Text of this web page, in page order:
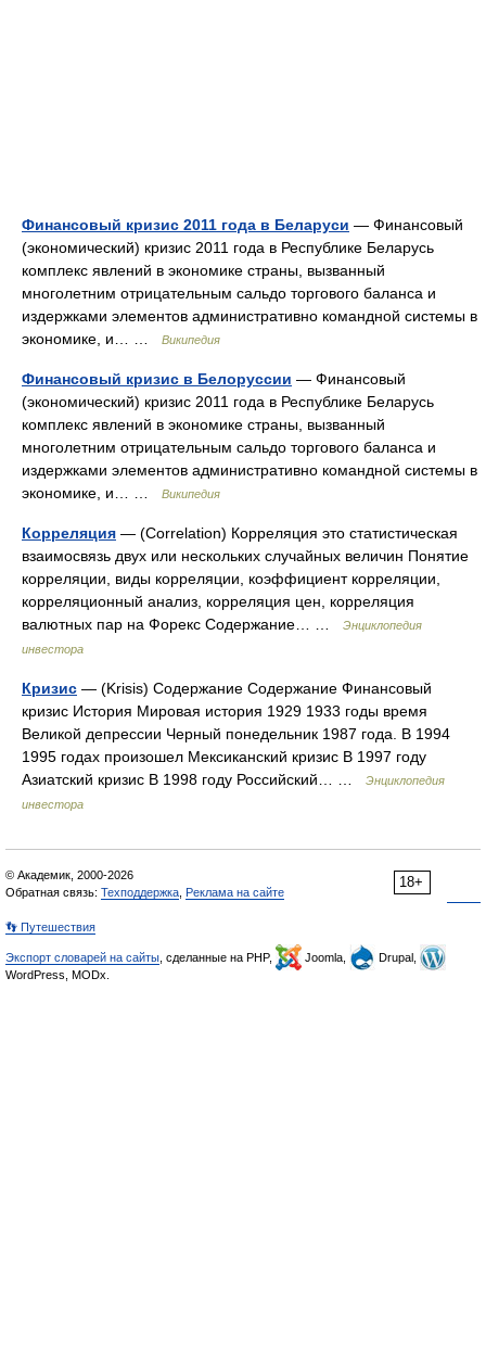
Финансовый кризис 2011 года в Беларуси — Финансовый
(экономический) кризис 2011 года в Республике Беларусь
комплекс явлений в экономике страны, вызванный
многолетним отрицательным сальдо торгового баланса и
издержками элементов административно командной системы в
экономике, и… …
Википедия
Финансовый кризис в Белоруссии — Финансовый
(экономический) кризис 2011 года в Республике Беларусь
комплекс явлений в экономике страны, вызванный
многолетним отрицательным сальдо торгового баланса и
издержками элементов административно командной системы в
экономике, и… …
Википедия
Корреляция — (Correlation) Корреляция это статистическая
взаимосвязь двух или нескольких случайных величин Понятие
корреляции, виды корреляции, коэффициент корреляции,
корреляционный анализ, корреляция цен, корреляция
валютных пар на Форекс Содержание… …
Энциклопедия
инвестора
Кризис — (Krisis) Содержание Содержание Финансовый
кризис История Мировая история 1929 1933 годы время
Великой депрессии Черный понедельник 1987 года. В 1994
1995 годах произошел Мексиканский кризис В 1997 году
Азиатский кризис В 1998 году Российский… …
Энциклопедия
инвестора
18+
© Академик, 2000-2026
Обратная связь: Техподдержка Реклама на сайте
👣 Путешествия
Экспорт словарей на сайты , сделанные на PHP, Joomla,
Drupal,
WordPress, MODx.